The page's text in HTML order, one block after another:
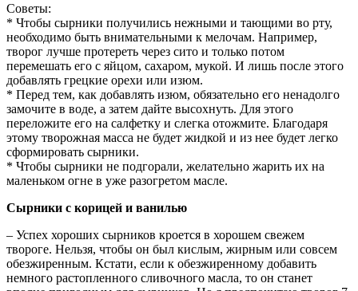
Советы:
* Чтобы сырники получились нежными и тающими во рту,
необходимо быть внимательными к мелочам. Например,
творог лучше протереть через сито и только потом
перемешать его с яйцом, сахаром, мукой. И лишь после этого
добавлять грецкие орехи или изюм.
* Перед тем, как добавлять изюм, обязательно его ненадолго
замочите в воде, а затем дайте высохнуть. Для этого
переложите его на салфетку и слегка отожмите. Благодаря
этому творожная масса не будет жидкой и из нее будет легко
сформировать сырники.
* Чтобы сырники не подгорали, желательно жарить их на
маленьком огне в уже разогретом масле.
Сырники с корицей и ванилью
– Успех хороших сырников кроется в хорошем свежем
твороге. Нельзя, чтобы он был кислым, жирным или совсем
обезжиренным. Кстати, если к обезжиренному добавить
немного растопленного сливочного масла, то он станет